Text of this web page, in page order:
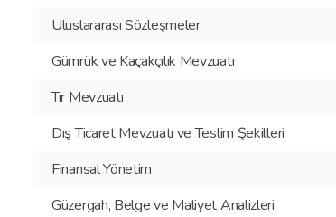
Uluslararası Sözleşmeler
Gümrük ve Kaçakçılık Mevzuatı
Tır Mevzuatı
Dış Ticaret Mevzuatı ve Teslim Şekilleri
Finansal Yönetim
Güzergah, Belge ve Maliyet Analizleri